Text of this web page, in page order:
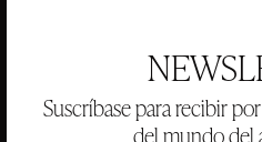
Suscríbase para recibir
del mundo del
ANSORENA